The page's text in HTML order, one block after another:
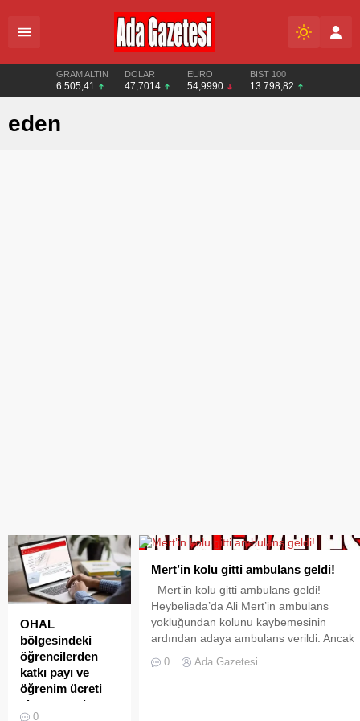
GRAM ALTIN
6.505,41
DOLAR
47,7014
EURO
54,9990
BIST 100
13.798,82
eden
OHAL
bölgesindeki
öğrencilerden
katkı payı ve
öğrenim ücreti
alınmayacak
0
Mert’in kolu gitti ambulans geldi!
Mert’in kolu gitti ambulans geldi!
Heybeliada’da Ali Mert’in ambulans
yokluğundan kolunu kaybemesinin
ardından adaya ambulans verildi. Ancak
yaşıyor Heybeliada’da 11 Ağustos’ta
0 Ada Gazetesi